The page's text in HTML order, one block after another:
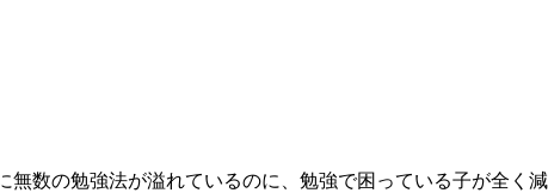
数の勉強法が溢れているのに、勉強で困っている子が全く減